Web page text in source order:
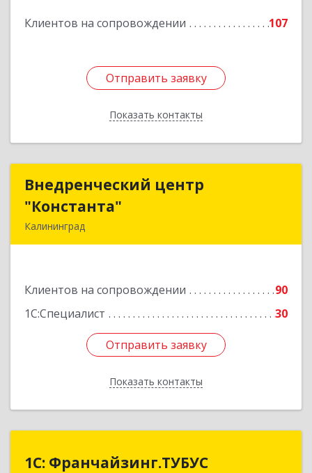
Клиентов на сопровождении 107
Отправить заявку
Показать контакты
Отправить заявку
Назад
Внедренческий центр
"Константа"
Калининград
Клиентов на сопровождении
90
1С:Специалист
30
Отправить заявку
Показать контакты
Внедренческий центр
Подробнее
Отправить заявку
Назад
1С: Франчайзинг.ТУБУС
1С: Франчайзинг.ТУБУС